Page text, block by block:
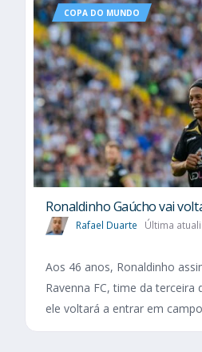
COPA DO MUNDO
Ronaldinho Gaúcho vai
Rafael Duarte Última
Aos 46 anos, Ronaldinho
Ravenna FC, time da terceira
ele voltará a entrar em